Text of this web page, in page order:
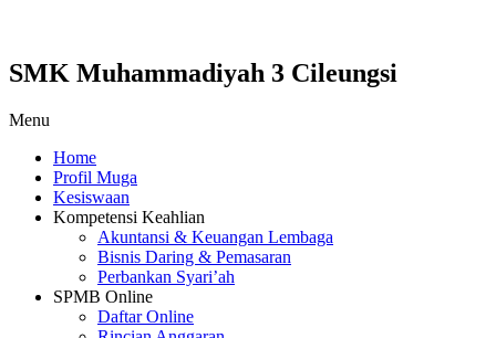
SMK Muhammadiyah 3 Cileungsi
Menu
Home
Profil Muga
Kesiswaan
Kompetensi Keahlian
Akuntansi & Keuangan Lembaga
Bisnis Daring & Pemasaran
Perbankan Syari’ah
SPMB Online
Daftar Online